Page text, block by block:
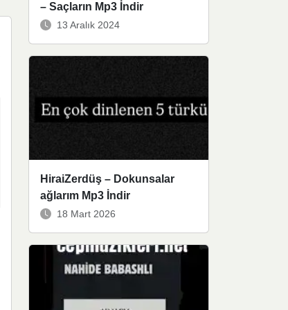
– Saçların Mp3 İndir
13 Aralık 2024
HiraiZerdüş – Dokunsalar
ağlarım Mp3 İndir
18 Mart 2026